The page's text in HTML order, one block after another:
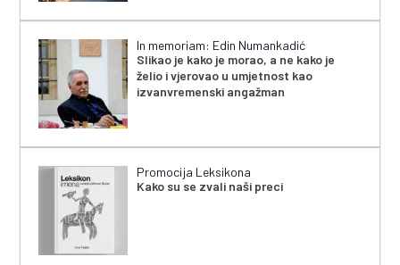
In memoriam: Edin Numankadić
Slikao je kako je morao, a ne kako je
želio i vjerovao u umjetnost kao
izvanvremenski angažman
Promocija Leksikona
Kako su se zvali naši preci